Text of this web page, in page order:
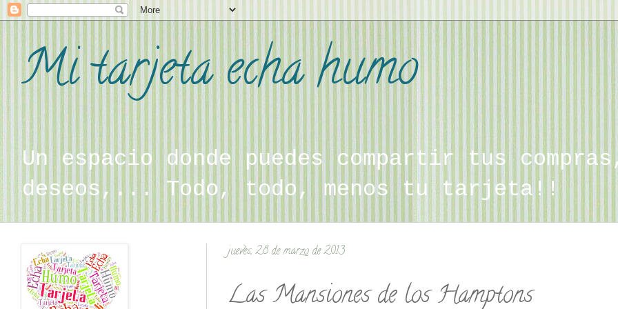
Mi tarjeta echa humo
Un espacio donde puedes compartir tus
deseos,... Todo, todo, menos tu tarjeta!!
jueves, 28 de marzo de 2013
Las Mansiones de los Hamptons